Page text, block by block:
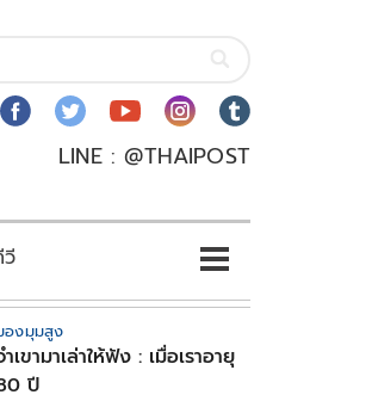
LINE : @THAIPOST
องมุมสูง
ำเขามาเล่าให้ฟัง : เมื่อเราอายุ
ปี